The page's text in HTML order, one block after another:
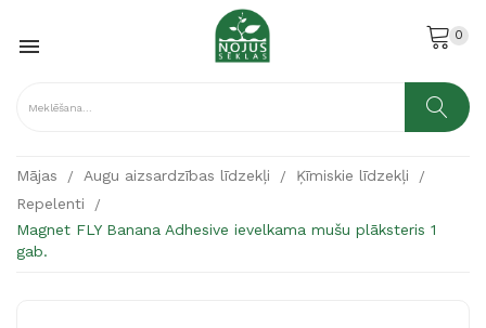
 0
Mājas Augu aizsardzības līdzekļi
Ķīmiskie līdzekļi
Repelenti
Magnet FLY Banana Adhesive ievelkama mušu plāksteris 1
gab.